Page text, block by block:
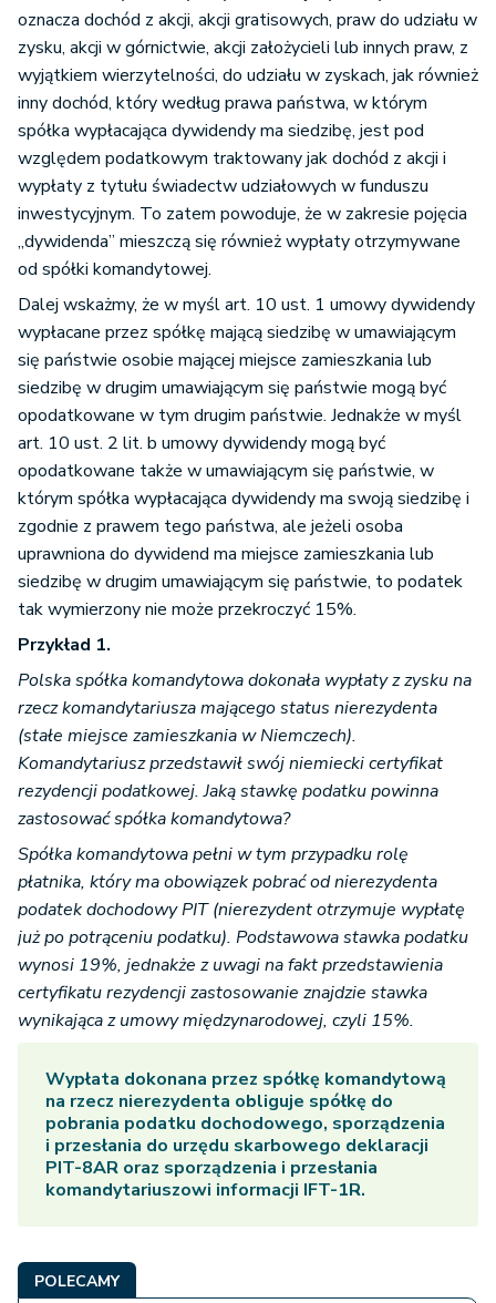
oznacza dochód z akcji, akcji gratisowych, praw do udziału w
zysku, akcji w górnictwie, akcji założycieli lub innych praw, z
wyjątkiem wierzytelności, do udziału w zyskach, jak również
inny dochód, który według prawa państwa, w którym
spółka wypłacająca dywidendy ma siedzibę, jest pod
względem podatkowym traktowany jak dochód z akcji i
wypłaty z tytułu świadectw udziałowych w funduszu
inwestycyjnym. To zatem powoduje, że w zakresie pojęcia
„dywidenda” mieszczą się również wypłaty otrzymywane
od spółki komandytowej.
Dalej wskażmy, że w myśl art. 10 ust. 1 umowy dywidendy
wypłacane przez spółkę mającą siedzibę w umawiającym
się państwie osobie mającej miejsce zamieszkania lub
siedzibę w drugim umawiającym się państwie mogą być
opodatkowane w tym drugim państwie. Jednakże w myśl
art. 10 ust. 2 lit. b umowy dywidendy mogą być
opodatkowane także w umawiającym się państwie, w
którym spółka wypłacająca dywidendy ma swoją siedzibę i
zgodnie z prawem tego państwa, ale jeżeli osoba
uprawniona do dywidend ma miejsce zamieszkania lub
siedzibę w drugim umawiającym się państwie, to podatek
tak wymierzony nie może przekroczyć 15%.
Przykład 1.
Polska spółka komandytowa dokonała wypłaty z zysku na
rzecz komandytariusza mającego status nierezydenta
(stałe miejsce zamieszkania w Niemczech).
Komandytariusz przedstawił swój niemiecki certyfikat
rezydencji podatkowej. Jaką stawkę podatku powinna
zastosować spółka komandytowa?
Spółka komandytowa pełni w tym przypadku rolę
płatnika, który ma obowiązek pobrać od nierezydenta
podatek dochodowy PIT (nierezydent otrzymuje wypłatę
już po potrąceniu podatku). Podstawowa stawka podatku
wynosi 19%, jednakże z uwagi na fakt przedstawienia
certyfikatu rezydencji zastosowanie znajdzie stawka
wynikająca z umowy międzynarodowej, czyli 15%.
Wypłata dokonana przez spółkę komandytową
na rzecz nierezydenta obliguje spółkę do
pobrania podatku dochodowego, sporządzenia
i przesłania do urzędu skarbowego deklaracji
PIT-8AR oraz sporządzenia i przesłania
komandytariuszowi informacji IFT-1R.
POLECAMY